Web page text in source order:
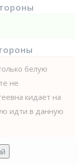
белую
не
кидает на
идти в данную